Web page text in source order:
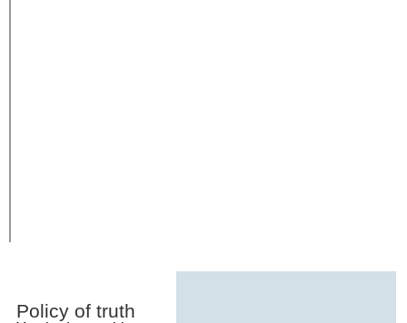
Policy of truth